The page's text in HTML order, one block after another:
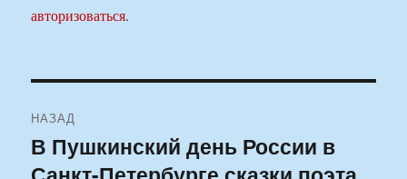
авторизоваться.
по
НАЗАД
Предыдущая
запись:
В Пушкинский день России в